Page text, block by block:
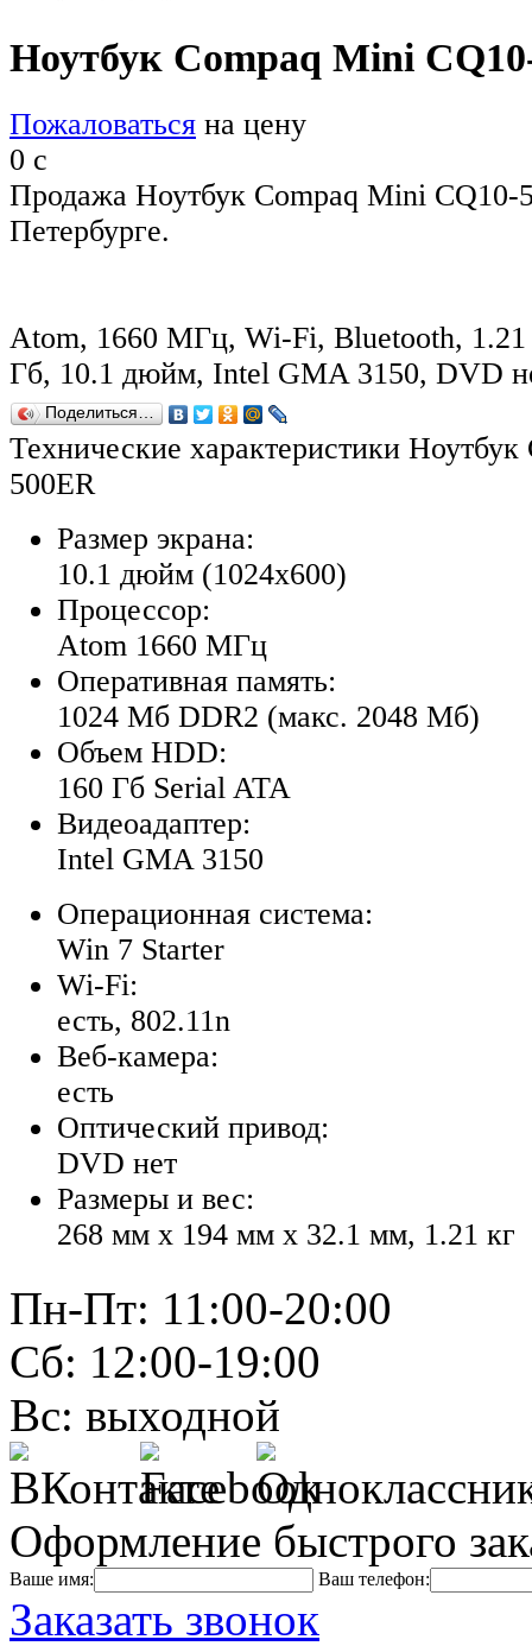
Ноутбук Compaq Mini
Пожаловаться на цену
0 c
Продажа Ноутбук Compaq Mini CQ10-
Петербурге.
Atom, 1660 МГц, Wi-Fi, Bluetooth,
Гб, 10.1 дюйм, Intel GMA 3150, DVD
Поделиться…
Технические характеристики
500ER
Размер экрана:
10.1 дюйм (1024x600)
Процессор:
Atom 1660 МГц
Оперативная память:
1024 Мб DDR2 (макс. 2048 Мб)
Объем HDD:
160 Гб Serial ATA
Видеоадаптер:
Intel GMA 3150
Операционная система:
Win 7 Starter
Wi-Fi:
есть, 802.11n
Веб-камера:
есть
Оптический привод:
DVD нет
Размеры и вес:
268 мм x 194 мм x 32.1 мм, 1.21 кг
Пн-Пт: 11:00-20:00
Сб: 12:00-19:00
Вс: выходной
Оформление быстрого
Ваше имя: Ваш телефон:
Заказать звонок